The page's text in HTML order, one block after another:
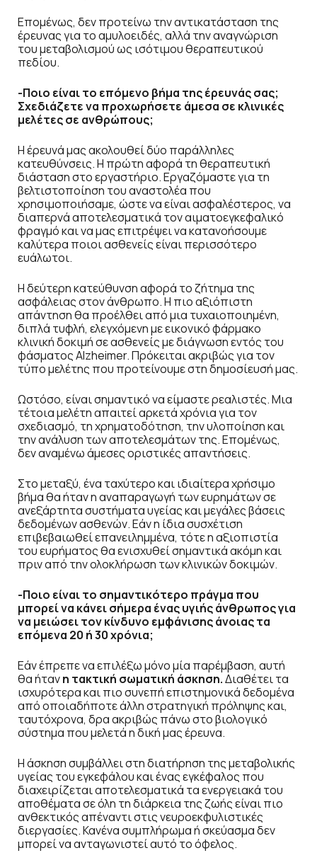
Επομένως, δεν προτείνω την αντικατάσταση της
έρευνας για το αμυλοειδές, αλλά την αναγνώριση
του μεταβολισμού ως ισότιμου θεραπευτικού
πεδίου.
-Ποιο είναι το επόμενο βήμα της έρευνάς σας;
Σχεδιάζετε να προχωρήσετε άμεσα σε κλινικές
μελέτες σε ανθρώπους;
Η έρευνά μας ακολουθεί δύο παράλληλες
κατευθύνσεις. Η πρώτη αφορά τη θεραπευτική
διάσταση στο εργαστήριο. Εργαζόμαστε για τη
βελτιστοποίηση του αναστολέα που
χρησιμοποιήσαμε, ώστε να είναι ασφαλέστερος, να
διαπερνά αποτελεσματικά τον αιματοεγκεφαλικό
φραγμό και να μας επιτρέψει να κατανοήσουμε
καλύτερα ποιοι ασθενείς είναι περισσότερο
ευάλωτοι.
Η δεύτερη κατεύθυνση αφορά το ζήτημα της
ασφάλειας στον άνθρωπο. Η πιο αξιόπιστη
απάντηση θα προέλθει από μια τυχαιοποιημένη,
διπλά τυφλή, ελεγχόμενη με εικονικό φάρμακο
κλινική δοκιμή σε ασθενείς με διάγνωση εντός του
φάσματος Alzheimer. Πρόκειται ακριβώς για τον
τύπο μελέτης που προτείνουμε στη δημοσίευσή μας.
Ωστόσο, είναι σημαντικό να είμαστε ρεαλιστές. Μια
τέτοια μελέτη απαιτεί αρκετά χρόνια για τον
σχεδιασμό, τη χρηματοδότηση, την υλοποίηση και
την ανάλυση των αποτελεσμάτων της. Επομένως,
δεν αναμένω άμεσες οριστικές απαντήσεις.
Στο μεταξύ, ένα ταχύτερο και ιδιαίτερα χρήσιμο
βήμα θα ήταν η αναπαραγωγή των ευρημάτων σε
ανεξάρτητα συστήματα υγείας και μεγάλες βάσεις
δεδομένων ασθενών. Εάν η ίδια συσχέτιση
επιβεβαιωθεί επανειλημμένα, τότε η αξιοπιστία
του ευρήματος θα ενισχυθεί σημαντικά ακόμη και
πριν από την ολοκλήρωση των κλινικών δοκιμών.
-Ποιο είναι το σημαντικότερο πράγμα που
μπορεί να κάνει σήμερα ένας υγιής άνθρωπος για
να μειώσει τον κίνδυνο εμφάνισης άνοιας τα
επόμενα 20 ή 30 χρόνια;
Εάν έπρεπε να επιλέξω μόνο μία παρέμβαση, αυτή
θα ήτανη τακτική σωματική άσκηση.Διαθέτει τα
ισχυρότερα και πιο συνεπή επιστημονικά δεδομένα
από οποιαδήποτε άλλη στρατηγική πρόληψης και,
ταυτόχρονα, δρα ακριβώς πάνω στο βιολογικό
σύστημα που μελετά η δική μας έρευνα.
Η άσκηση συμβάλλει στη διατήρηση της μεταβολικής
υγείας του εγκεφάλου και ένας εγκέφαλος που
διαχειρίζεται αποτελεσματικά τα ενεργειακά του
αποθέματα σε όλη τη διάρκεια της ζωής είναι πιο
ανθεκτικός απέναντι στις νευροεκφυλιστικές
διεργασίες. Κανένα συμπλήρωμα ή σκεύασμα δεν
μπορεί να ανταγωνιστεί αυτό το όφελος.